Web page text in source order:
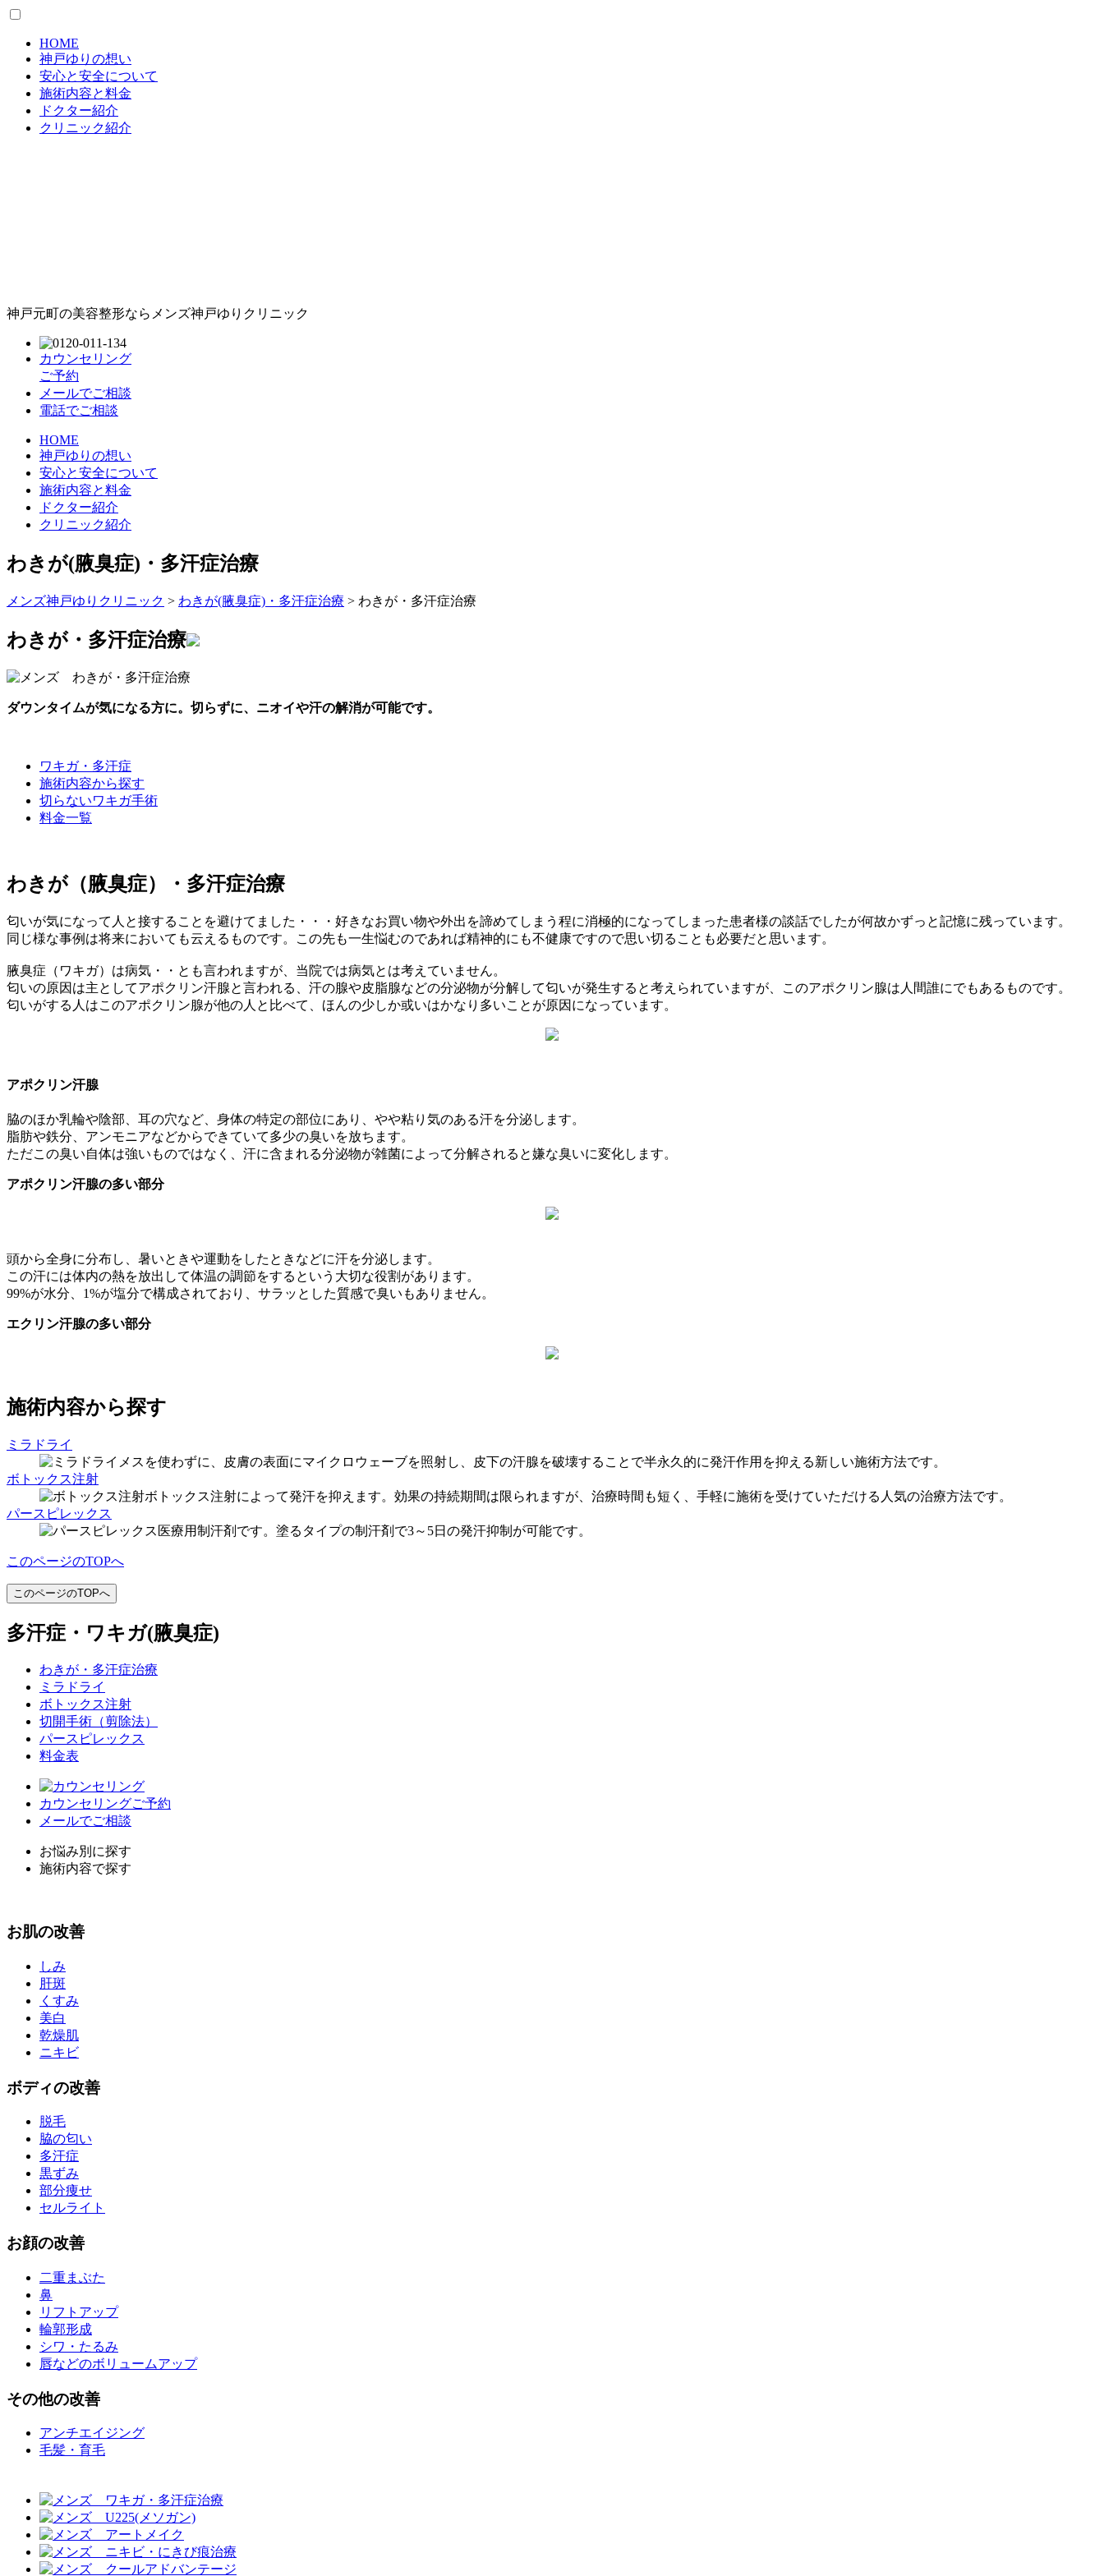
HOME
神戸ゆりの想い
安心と安全について
施術内容と料金
ドクター紹介
クリニック紹介
神戸元町の美容整形ならメンズ神戸ゆりクリニック
カウンセリング
ご予約
メールでご相談
電話でご相談
HOME
神戸ゆりの想い
安心と安全について
施術内容と料金
ドクター紹介
クリニック紹介
わきが(腋臭症)・多汗症治療
メンズ神戸ゆりクリニック > わきが(腋臭症)・多汗症治療 > わきが・多汗症治療
わきが・多汗症治療
ダウンタイムが気になる方に。切らずに、ニオイや汗の解消が可能です。
ワキガ・多汗症
施術内容から探す
切らないワキガ手術
料金一覧
わきが（腋臭症）・多汗症治療
匂いが気になって人と接することを避けてました・・・好きなお買い物や外出を諦めてしまう程に消極的になってしまった患者様の談話でしたが何故かずっと記憶に残っています。
同じ様な事例は将来においても云えるものです。この先も一生悩むのであれば精神的にも不健康ですので思い切ることも必要だと思います。
腋臭症（ワキガ）は病気・・とも言われますが、当院では病気とは考えていません。
匂いの原因は主としてアポクリン汗腺と言われる、汗の腺や皮脂腺などの分泌物が分解して匂いが発生すると考えられていますが、このアポクリン腺は人間誰にでもあるものです。
匂いがする人はこのアポクリン腺が他の人と比べて、ほんの少しか或いはかなり多いことが原因になっています。
アポクリン汗腺
脇のほか乳輪や陰部、耳の穴など、身体の特定の部位にあり、やや粘り気のある汗を分泌します。
脂肪や鉄分、アンモニアなどからできていて多少の臭いを放ちます。
ただこの臭い自体は強いものではなく、汗に含まれる分泌物が雑菌によって分解されると嫌な臭いに変化します。
アポクリン汗腺の多い部分
頭から全身に分布し、暑いときや運動をしたときなどに汗を分泌します。
この汗には体内の熱を放出して体温の調節をするという大切な役割があります。
99%が水分、1%が塩分で構成されており、サラッとした質感で臭いもありません。
エクリン汗腺の多い部分
施術内容から探す
ミラドライ
メスを使わずに、皮膚の表面にマイクロウェーブを照射し、皮下の汗腺を破壊することで半永久的に発汗作用を抑える新しい施術方法です。
ボトックス注射
ボトックス注射によって発汗を抑えます。効果の持続期間は限られますが、治療時間も短く、手軽に施術を受けていただける人気の治療方法です。
パースピレックス
医療用制汗剤です。塗るタイプの制汗剤で3～5日の発汗抑制が可能です。
このページのTOPへ
このページのTOPへ
多汗症・ワキガ(腋臭症)
わきが・多汗症治療
ミラドライ
ボトックス注射
切開手術（剪除法）
パースピレックス
料金表
カウンセリングご予約
メールでご相談
お悩み別に探す
施術内容で探す
お肌の改善
しみ
肝斑
くすみ
美白
乾燥肌
ニキビ
ボディの改善
脱毛
脇の匂い
多汗症
黒ずみ
部分痩せ
セルライト
お顔の改善
二重まぶた
鼻
リフトアップ
輪郭形成
シワ・たるみ
唇などのボリュームアップ
その他の改善
アンチエイジング
毛髪・育毛